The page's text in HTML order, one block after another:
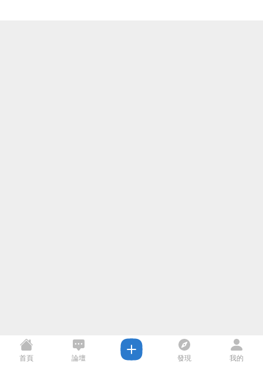
首頁 論壇 發現 我的